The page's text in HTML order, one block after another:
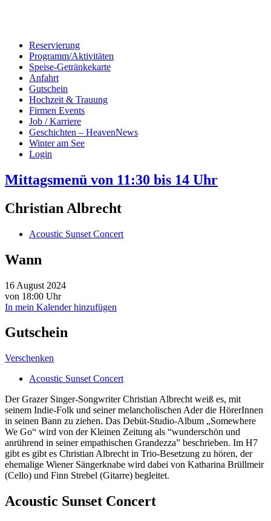
Reservierung
Programm/Aktivitäten
Speise-Getränkekarte
Anfahrt
Gutschein
Hochzeit & Trauung
Firmen Events
Job / Karriere
Geschichten – HeavenNews
Winter am See
Login
Mittagsmenü von 11:30 bis 14 Uhr
Christian Albrecht
Acoustic Sunset Concert
Wann
16 August 2024
von 18:00 Uhr
In mein Kalender hinzufügen
Gutschein
Verschenken
Acoustic Sunset Concert
Der Grazer Singer-Songwriter Christian Albrecht weiß es, mit
seinem Indie-Folk und seiner melancholischen Ader die HörerInnen
in seinen Bann zu ziehen. Das Debüt-Studio-Album „Somewhere
We Go“ wird von der Kleinen Zeitung als “wunderschön und
anrührend in seiner empathischen Grandezza” beschrieben. Im H7
gibt es gibt es Christian Albrecht in Trio-Besetzung zu hören, der
ehemalige Wiener Sängerknabe wird dabei von Katharina Brüllmeir
(Cello) und Finn Strebel (Gitarre) begleitet.
Acoustic Sunset Concert